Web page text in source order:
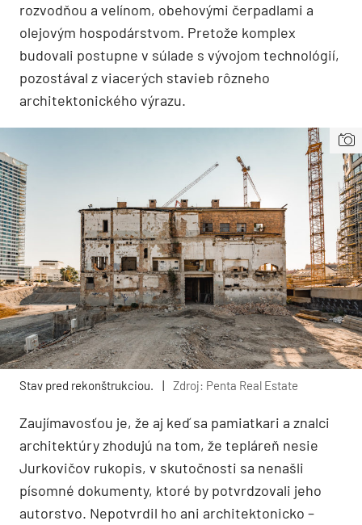
rozvodňou a velínom, obehovými čerpadlami a
olejovým hospodárstvom. Pretože komplex
budovali postupne v súlade s vývojom technológií,
pozostával z viacerých stavieb rôzneho
architektonického výrazu.
Stav pred rekonštrukciou. | Zdroj: Penta Real Estate
Zaujímavosťou je, že aj keď sa pamiatkari a znalci
architektúry zhodujú na tom, že tepláreň nesie
Jurkovičov rukopis, v skutočnosti sa nenašli
písomné dokumenty, ktoré by potvrdzovali jeho
autorstvo. Nepotvrdil ho ani architektonicko –